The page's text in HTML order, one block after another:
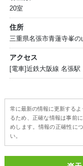
20室
住所
三重県名張市青蓮寺峯の
アクセス
[電車]近鉄大阪線 名張駅
常に最新の情報に更新する
るため、正確な情報は事前
めします。情報の正確性に
い。